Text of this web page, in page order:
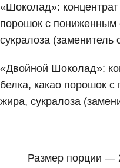
«Шоколад»: концентрат
порошок с
сукралоза (заменитель
«Двойной Шоколад»:
белка, какао порошок
жира, сукралоза
Размер порции —